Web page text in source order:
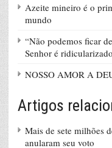
Azeite mineiro é o
mundo
“Não podemos ficar
Senhor é
NOSSO AMOR A
Artigos
Mais de sete milhões
anularam seu voto